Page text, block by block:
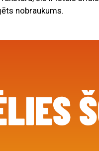
nobraukums.